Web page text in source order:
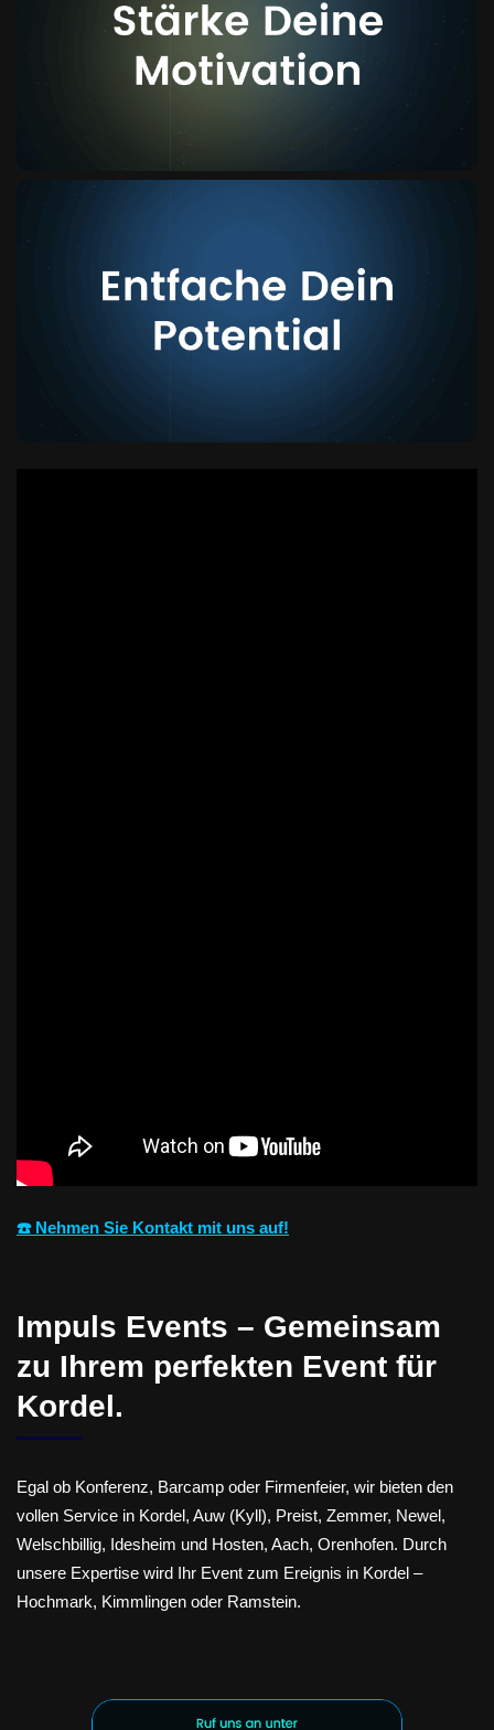
☎️ Nehmen Sie Kontakt mit uns auf!
Impuls Events – Gemeinsam
zu Ihrem perfekten Event für
Kordel.
Egal ob Konferenz, Barcamp oder Firmenfeier, wir bieten den
vollen Service in Kordel, Auw (Kyll), Preist, Zemmer, Newel,
Welschbillig, Idesheim und Hosten, Aach, Orenhofen. Durch
unsere Expertise wird Ihr Event zum Ereignis in Kordel –
Hochmark, Kimmlingen oder Ramstein.